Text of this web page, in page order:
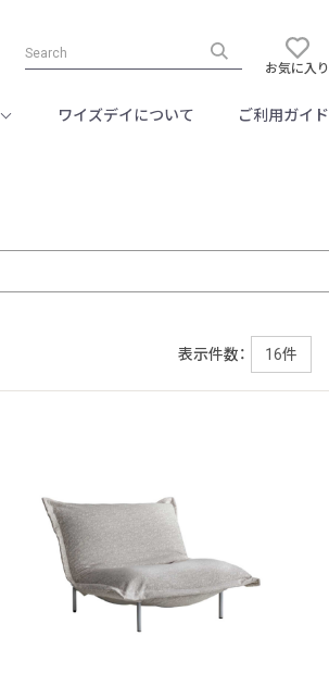
お気に入り
ワイズデイについて ご利用ガイド
表示件数：